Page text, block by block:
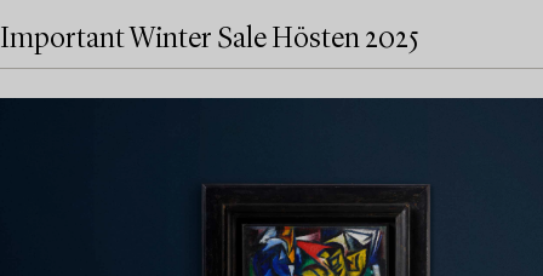
Important Winter Sale Hösten 2025